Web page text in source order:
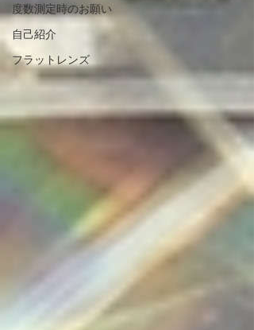
度数測定時のお願い
自己紹介
フラットレンズ